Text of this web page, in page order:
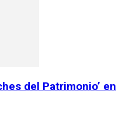
del Patrimonio’ en